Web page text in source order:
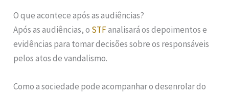
O que acontece após as audiências?
Após as audiências, o STFanalisará os depoimentos e
evidências para tomar decisões sobre os responsáveis
pelos atos de vandalismo.
Como a sociedade pode acompanhar o desenrolar do